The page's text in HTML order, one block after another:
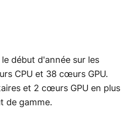
début d'année sur les
CPU et 38 cœurs GPU.
et 2 cœurs GPU en plus
de gamme.